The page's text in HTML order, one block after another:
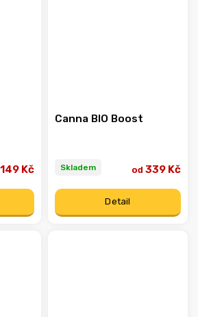
149 Kč
Canna BIO Boost
Skladem od 339 Kč
Detail